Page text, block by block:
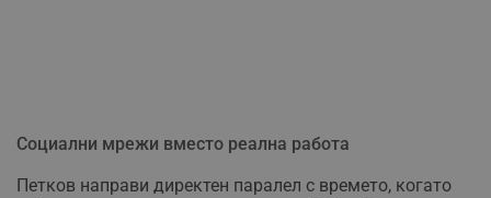
Социални мрежи вместо реална работа
Петков направи директен паралел с времето, когато